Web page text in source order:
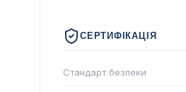
СЕРТИФІКАЦІЯ
Стандарт безпеки